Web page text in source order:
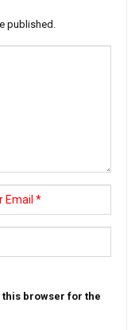
published.
this browser for the